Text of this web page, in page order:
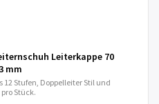
Leiterkappe 70
mm
Stufen, Doppelleiter Stil und
Stück.